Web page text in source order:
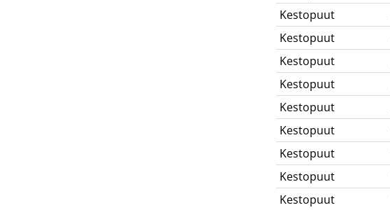
Kestopuut
Kestopuut
Kestopuut
Kestopuut
Kestopuut
Kestopuut
Kestopuut
Kestopuut
Kestopuut